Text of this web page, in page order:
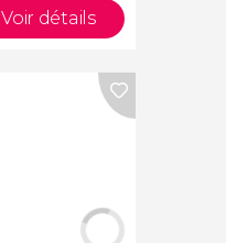
Voir détails